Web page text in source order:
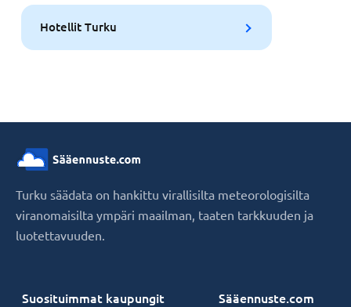
Hotellit Turku
Turku säädata on hankittu virallisilta meteorologisilta
viranomaisilta ympäri maailman, taaten tarkkuuden ja
luotettavuuden.
Suosituimmat kaupungit Sääennuste.com